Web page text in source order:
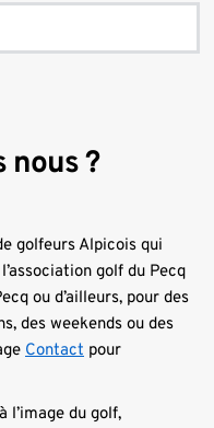
nous ?
golfeurs Alpicois qui
golf du Pecq
ou d’ailleurs, pour des
des weekends ou des
Contact pour
l’image du golf,